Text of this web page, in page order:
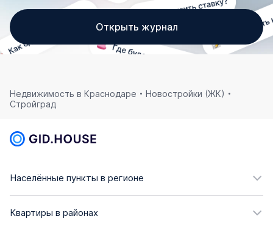
Открыть журнал
Недвижимость в Краснодаре
Новостройки (ЖК)
Стройград
Населённые пункты в регионе
Квартиры в районах